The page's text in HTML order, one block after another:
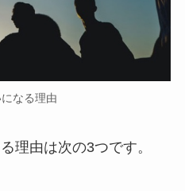
なる理由
理由は次の3つです。